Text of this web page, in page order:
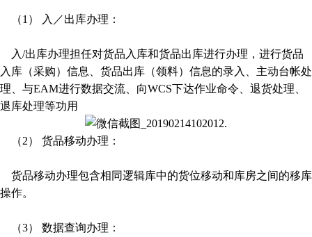
（1） 入／出库办理：
入/出库办理担任对货品入库和货品出库进行办理，进行货品
入库（采购）信息、货品出库（领料）信息的录入、主动台帐处
理、与EAM进行数据交流、向WCS下达作业命令、退货处理、
退库处理等功用
（2） 货品移动办理：
货品移动办理包含相同逻辑库中的货位移动和库房之间的移库
操作。
（3） 数据查询办理：